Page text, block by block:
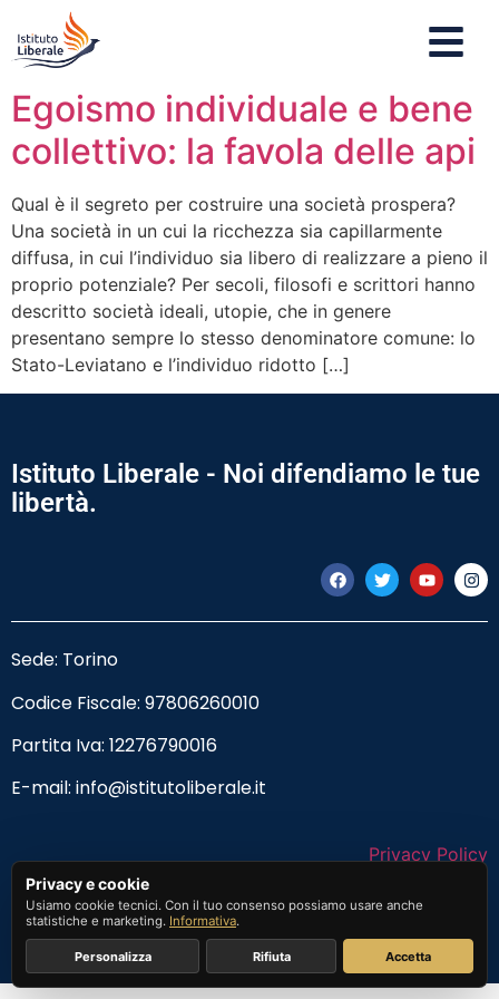
Egoismo individuale e bene
collettivo: la favola delle api
Qual è il segreto per costruire una società prospera?
Una società in un cui la ricchezza sia capillarmente
diffusa, in cui l’individuo sia libero di realizzare a pieno il
proprio potenziale? Per secoli, filosofi e scrittori hanno
descritto società ideali, utopie, che in genere
presentano sempre lo stesso denominatore comune: lo
Stato-Leviatano e l’individuo ridotto […]
Istituto Liberale - Noi difendiamo le tue
libertà.
Sede: Torino
Codice Fiscale: 97806260010
Partita Iva: 12276790016
E-mail: info@istitutoliberale.it
Privacy Policy
Termini e Condizioni
Privacy e cookie
Usiamo cookie tecnici. Con il tuo consenso possiamo usare anche
statistiche e marketing. Informativa.
Personalizza Rifiuta Accetta